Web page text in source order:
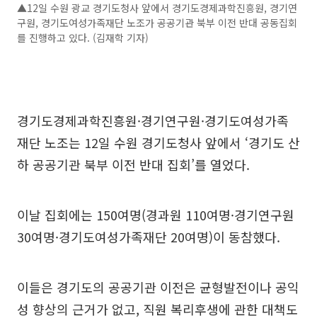
▲12일 수원 광교 경기도청사 앞에서 경기도경제과학진흥원, 경기연
구원, 경기도여성가족재단 노조가 공공기관 북부 이전 반대 공동집회
를 진행하고 있다. (김재학 기자)
경기도경제과학진흥원·경기연구원·경기도여성가족
재단 노조는 12일 수원 경기도청사 앞에서 ‘경기도 산
하 공공기관 북부 이전 반대 집회’를 열었다.
이날 집회에는 150여명(경과원 110여명·경기연구원
30여명·경기도여성가족재단 20여명)이 동참했다.
이들은 경기도의 공공기관 이전은 균형발전이나 공익
성 향상의 근거가 없고, 직원 복리후생에 관한 대책도